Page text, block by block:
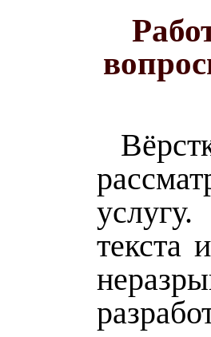
текста